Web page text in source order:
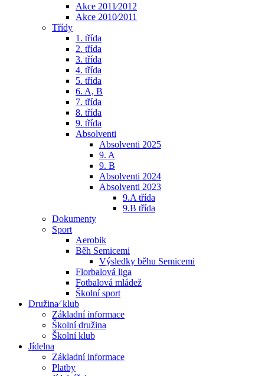
Akce 2011⁄2012
Akce 2010⁄2011
Třídy
1. třída
2. třída
3. třída
4. třída
5. třída
6. A, B
7. třída
8. třída
9. třída
Absolventi
Absolventi 2025
9. A
9. B
Absolventi 2024
Absolventi 2023
9.A třída
9.B třída
Dokumenty
Sport
Aerobik
Běh Semicemi
Výsledky běhu Semicemi
Florbalová liga
Fotbalová mládež
Školní sport
Družina⁄ klub
Základní informace
Školní družina
Školní klub
Jídelna
Základní informace
Platby